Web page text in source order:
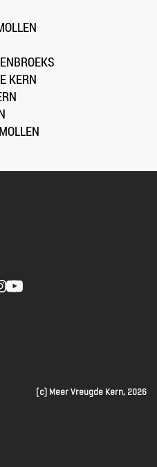
KERN
(c) Meer Vreugde Kern, 2026